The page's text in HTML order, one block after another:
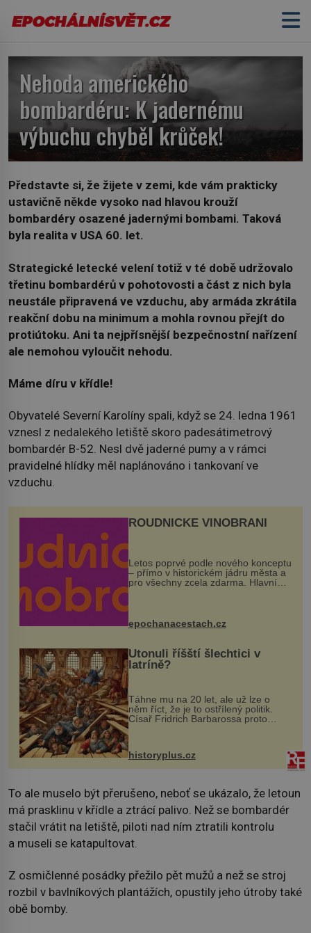
Nehoda amerického
bombardéru: K jadernému
výbuchu chyběl krůček!
Představte si, že žijete v zemi, kde vám prakticky
ustavičně někde vysoko nad hlavou krouží
bombardéry osazené jadernými bombami. Taková
byla realita v USA 60. let.
Strategické letecké velení totiž v té době udržovalo
třetinu bombardérů v pohotovosti a část z nich byla
neustále připravená ve vzduchu, aby armáda zkrátila
reakční dobu na minimum a mohla rovnou přejít do
protiútoku. Ani ta nejpřísnější bezpečnostní nařízení
ale nemohou vyloučit nehodu.
Máme díru v křídle!
Obyvatelé Severní Karolíny spali, když se 24. ledna 1961
vznesl z nedalekého letiště skoro padesátimetrový
bombardér B-52. Nesl dvě jaderné pumy a v rámci
pravidelné hlídky měl naplánováno i tankovaní ve
vzduchu.
ROUDNICKÉ VINOBRANÍ
Letos poprvé podle nového konceptu
– přímo v historickém jádru města a
pro všechny zcela zdarma. Hlavní
program se odehraje na Karlově a
mohou těšit na víno, burčák, pes...
epochanacestach.cz
Utonuli říšští šlechtici v
latríně?
Táhne mu na 20 let, ale už lze o
něm říct, že je to ostřílený politik.
Císař Fridrich Barbarossa proto
posílá svého syna a dědice Jindřicha
VI. do Erfurtu, aby se stal
prostředníkem při řešení sporu m...
historyplus.cz
To ale muselo být přerušeno, neboť se ukázalo, že letoun
má prasklinu v křídle a ztrácí palivo. Než se bombardér
stačil vrátit na letiště, piloti nad ním ztratili kontrolu
a museli se katapultovat.
Z osmičlenné posádky přežilo pět mužů a než se stroj
rozbil v bavlníkových plantážích, opustily jeho útroby také
obě bomby.